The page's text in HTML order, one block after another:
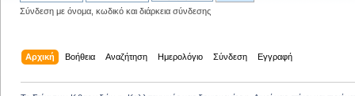
Σύνδεση με όνομα, κωδικό και διάρκεια σύνδεσης
Αρχική Βοήθεια Αναζήτηση Ημερολόγιο Σύνδεση Εγγραφή